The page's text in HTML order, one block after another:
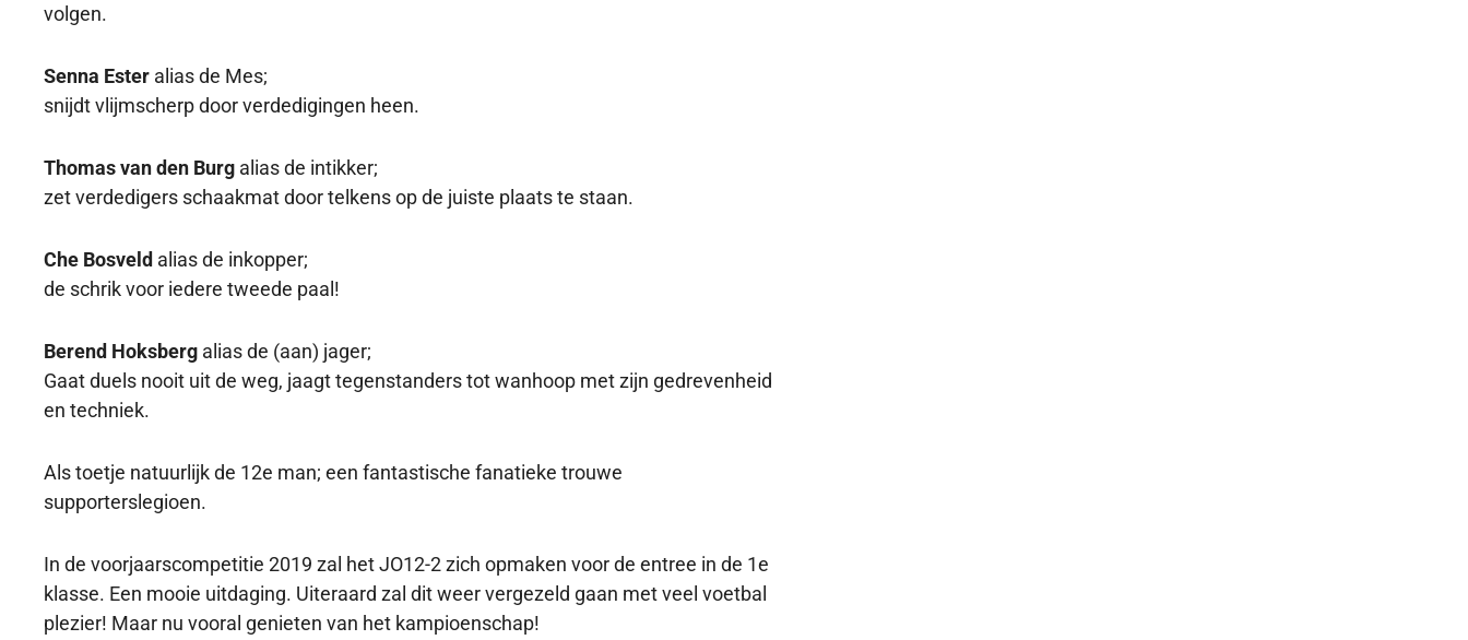
volgen.
Senna Ester alias de Mes;
snijdt vlijmscherp door verdedigingen heen.
Thomas van den Burg alias de intikker;
zet verdedigers schaakmat door telkens op de juiste plaats te staan.
Che Bosveld alias de inkopper;
de schrik voor iedere tweede paal!
Berend Hoksberg alias de (aan) jager;
Gaat duels nooit uit de weg, jaagt tegenstanders tot wanhoop met zijn gedrevenheid
en techniek.
Als toetje natuurlijk de 12e man; een fantastische fanatieke trouwe
supporterslegioen.
In de voorjaarscompetitie 2019 zal het JO12-2 zich opmaken voor de entree in de 1e
klasse. Een mooie uitdaging. Uiteraard zal dit weer vergezeld gaan met veel voetbal
plezier! Maar nu vooral genieten van het kampioenschap!